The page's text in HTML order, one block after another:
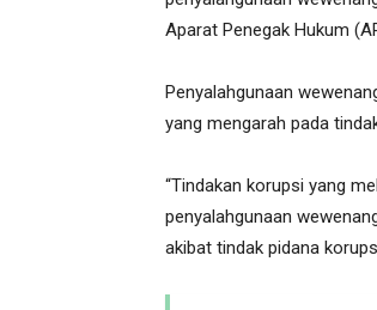
Aparat Penegak Hukum
Penyalahgunaan
yang mengarah pada
“Tindakan korupsi yang
penyalahgunaan
akibat tindak pidana